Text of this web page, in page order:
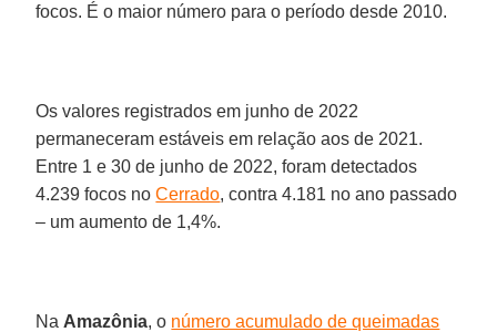
focos. É o maior número para o período desde 2010.
Os valores registrados em junho de 2022
permaneceram estáveis em relação aos de 2021.
Entre 1 e 30 de junho de 2022, foram detectados
4.239 focos noCerrado, contra 4.181 no ano passado
– um aumento de 1,4%.
Na Amazônia, o número acumulado de queimadas